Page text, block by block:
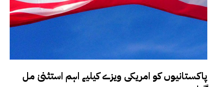
پاکستانیوں کو امریکی ویزے کیلیے اہم استثنیٰ مل